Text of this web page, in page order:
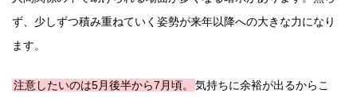
ず、少しずつ積み重ねていく姿勢が来年以降への大きな力になり
ます。
注意したいのは5月後半から7月頃。
気持ちに余裕が出るからこ